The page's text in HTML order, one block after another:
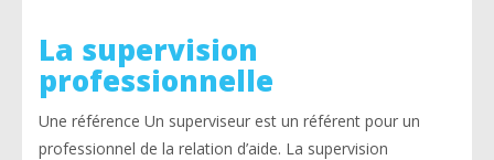
La supervision
professionnelle
Une référence Un superviseur est un référent pour un
professionnel de la relation d’aide. La supervision